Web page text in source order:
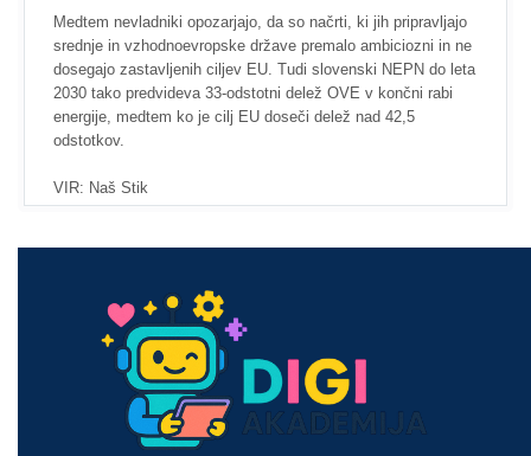
Medtem nevladniki opozarjajo, da so načrti, ki jih pripravljajo
srednje in vzhodnoevropske države premalo ambiciozni in ne
dosegajo zastavljenih ciljev EU. Tudi slovenski NEPN do leta
2030 tako predvideva 33-odstotni delež OVE v končni rabi
energije, medtem ko je cilj EU doseči delež nad 42,5
odstotkov.
VIR: Naš Stik